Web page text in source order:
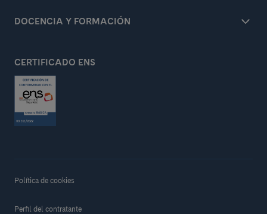
DOCENCIA Y FORMACIÓN
CERTIFICADO ENS
Política de cookies
Perfil del contratante